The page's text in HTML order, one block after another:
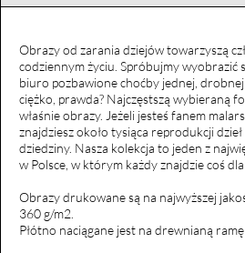
Obrazy od zarania dziejów towarzyszą
codziennym życiu. Spróbujmy wyobrazić
biuro pozbawione choćby jednej,
ciężko, prawda? Najczęstszą wybieraną
właśnie obrazy. Jeżeli jesteś fanem
znajdziesz około tysiąca reprodukcji
dziedziny. Nasza kolekcja to jeden z
w Polsce, w którym każdy znajdzie coś dla
Obrazy drukowane są na najwyższej
360 g/m2.
Płótno naciągane jest na drewnianą